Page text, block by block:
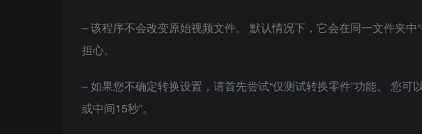
– 该程序不会改变原始视频文件。 默认情况下，它会在同一文件夹中
担心。
– 如果您不确定转换设置，请首先尝试“仅测试转换零件”功能。 您可
或中间15秒”。